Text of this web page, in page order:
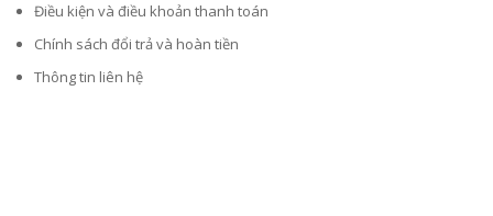
Điều kiện và điều khoản thanh toán
Chính sách đổi trả và hoàn tiền
Thông tin liên hệ